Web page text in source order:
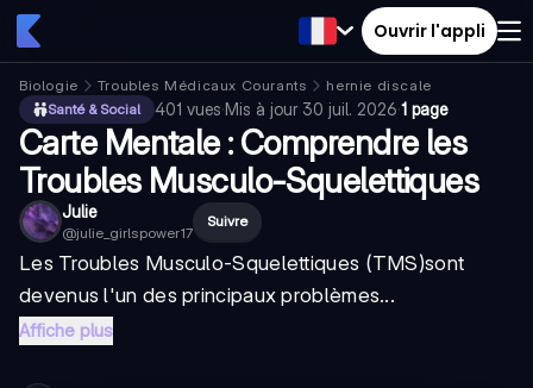
Ouvrir l'appli
Biologie Troubles Médicaux Courants
hernie discale
Santé & Social
401 vues·Mis à jour 30 juil. 2026·1 page
Carte Mentale : Comprendre les
Troubles Musculo-Squelettiques
Julie
@julie_girlspower17
Suivre
Les Troubles Musculo-Squelettiques (TMS)sont
devenus l'un des principaux problèmes...
Affiche plus